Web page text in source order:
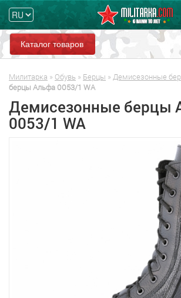
Каталог товаров
Милитарка » Обувь » Берцы » Демисезонные
берцы Альфа 0053/1 WA
Демисезонные берцы
0053/1 WA